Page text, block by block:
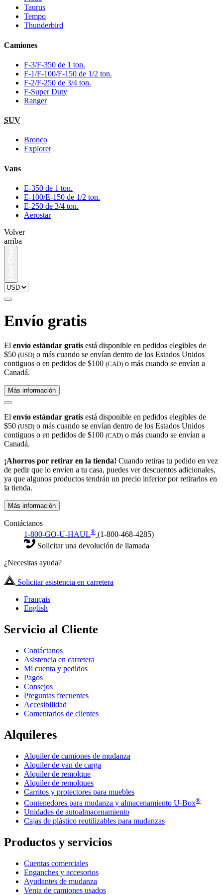
Taurus
Tempo
Thunderbird
Camiones
F-3/F-350 de 1 ton.
F-1/F-100/F-150 de 1/2 ton.
F-2/F-250 de 3/4 ton.
F-Super Duty
Ranger
SUV
Bronco
Explorer
Vans
E-350 de 1 ton.
E-100/E-150 de 1/2 ton.
E-250 de 3/4 ton.
Aerostar
Volver
arriba
Envío gratis
El envío estándar gratis está disponible en pedidos elegibles de
$50 (USD) o más cuando se envían dentro de los Estados Unidos
contiguos o en pedidos de $100 (CAD) o más cuando se envían a
Canadá.
Más información
El envío estándar gratis está disponible en pedidos elegibles de
$50 (USD) o más cuando se envían dentro de los Estados Unidos
contiguos o en pedidos de $100 (CAD) o más cuando se envían a
Canadá.
¡Ahorros por retirar en la tienda! Cuando retiras tu pedido en vez
de pedir que lo envíen a tu casa, puedes ver descuentos adicionales,
ya que algunos productos tendrán un precio inferior por retirarlos en
la tienda.
Más información
Contáctanos
1-800-GO-U-HAUL® (1-800-468-4285)
Solicitar una devolución de llamada
¿Necesitas ayuda?
Solicitar asistencia en carretera
Français
English
Servicio al Cliente
Contáctanos
Asistencia en carretera
Mi cuenta y pedidos
Pagos
Consejos
Preguntas frecuentes
Accesibilidad
Comentarios de clientes
Alquileres
Alquiler de camiones de mudanza
Alquiler de van de carga
Alquiler de remolque
Alquiler de remolques
Carritos y protectores para muebles
Contenedores para mudanza y almacenamiento U-Box®
Unidades de autoalmacenamiento
Cajas de plástico reutilizables para mudanzas
Productos y servicios
Cuentas comerciales
Enganches y accesorios
Ayudantes de mudanza
Venta de camiones usados